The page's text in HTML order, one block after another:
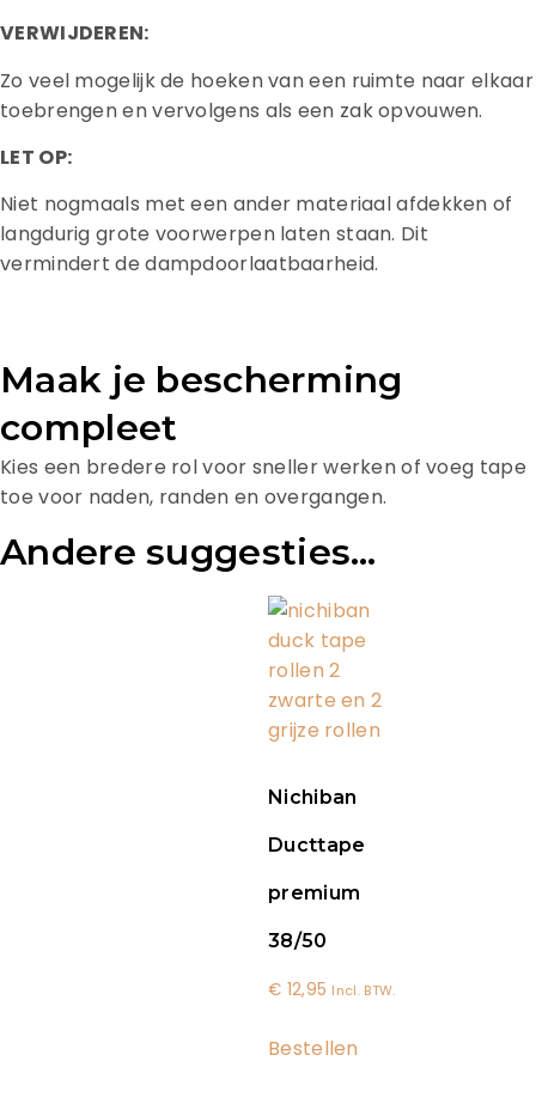
VERWIJDEREN:
Zo veel mogelijk de hoeken van een ruimte naar elkaar
toebrengen en vervolgens als een zak opvouwen.
LET OP:
Niet nogmaals met een ander materiaal afdekken of
langdurig grote voorwerpen laten staan. Dit
vermindert de dampdoorlaatbaarheid.
Maak je bescherming
compleet
Kies een bredere rol voor sneller werken of voeg tape
toe voor naden, randen en overgangen.
Andere suggesties…
Nichiban
Ducttape
premium
38/50
€ 12,95 Incl. BTW.
Bestellen